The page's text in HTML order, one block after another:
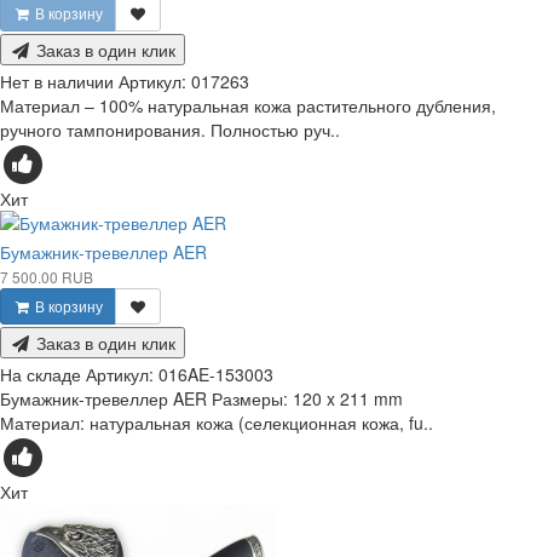
В корзину
Заказ в один клик
Нет в наличии Артикул: 017263
Материал – 100% натуральная кожа растительного дубления,
ручного тампонирования. Полностью руч..
Хит
Бумажник-тревеллер AER
7 500.00 RUB
В корзину
Заказ в один клик
На складе Артикул: 016AE-153003
Бумажник-тревеллер AER Размеры: 120 x 211 mm
Материал: натуральная кожа (селекционная кожа, fu..
Хит